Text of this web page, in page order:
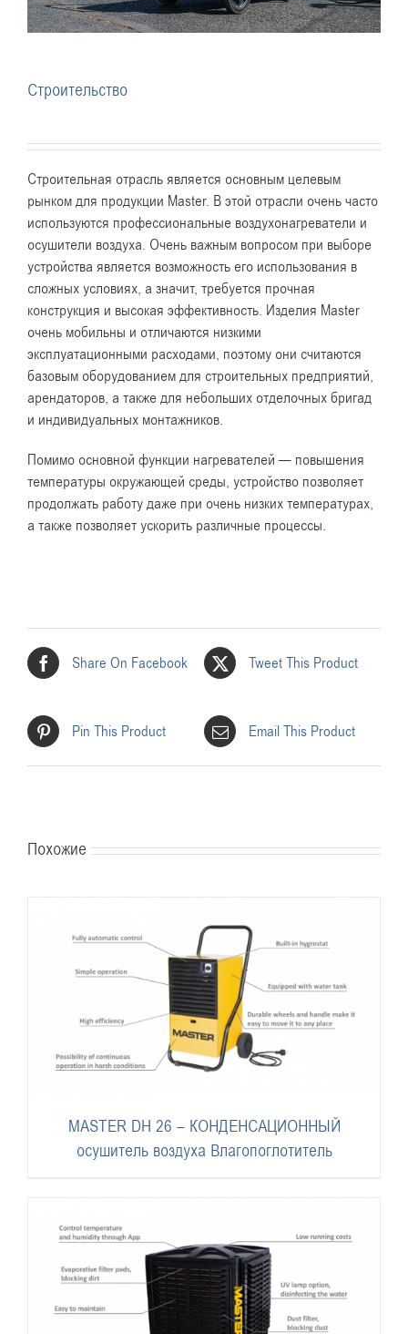
Строительство
Строительная отрасль является основным целевым
рынком для продукции Master. В этой отрасли очень часто
используются профессиональные воздухонагреватели и
осушители воздуха. Очень важным вопросом при выборе
устройства является возможность его использования в
сложных условиях, а значит, требуется прочная
конструкция и высокая эффективность. Изделия Master
очень мобильны и отличаются низкими
эксплуатационными расходами, поэтому они считаются
базовым оборудованием для строительных предприятий,
арендаторов, а также для небольших отделочных бригад
и индивидуальных монтажников.
Помимо основной функции нагревателей — повышения
температуры окружающей среды, устройство позволяет
продолжать работу даже при очень низких температурах,
а также позволяет ускорить различные процессы.
Share On Facebook Tweet This Product
Pin This Product Email This Product
Похожие
MASTER DH 26 – КОНДЕНСАЦИОННЫЙ
осушитель воздуха Влагопоглотитель